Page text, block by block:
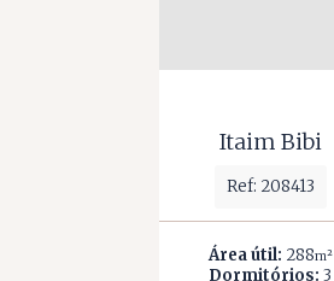
Itaim Bibi
Ref: 208413
Área útil: 288m²
Dormitórios: 3